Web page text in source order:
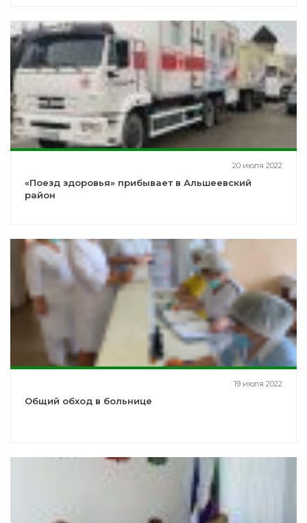
20 июля 2022
«Поезд здоровья» прибывает в Альшеевский
район
19 июля 2022
Общий обход в больнице